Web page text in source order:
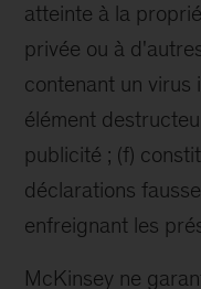
atteinte à la
privée ou à
contenant un virus
élément
publicité ; (f)
déclarations
enfreignant les
McKinsey ne